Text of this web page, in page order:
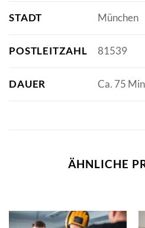
STADT München
POSTLEITZAHL 81539
DAUER Ca. 75
ÄHNLICHE